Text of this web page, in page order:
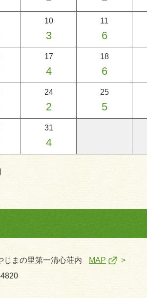
10
3
11
6
17
4
18
6
24
2
25
5
31
4
じまの里第一清心荘内
MAP